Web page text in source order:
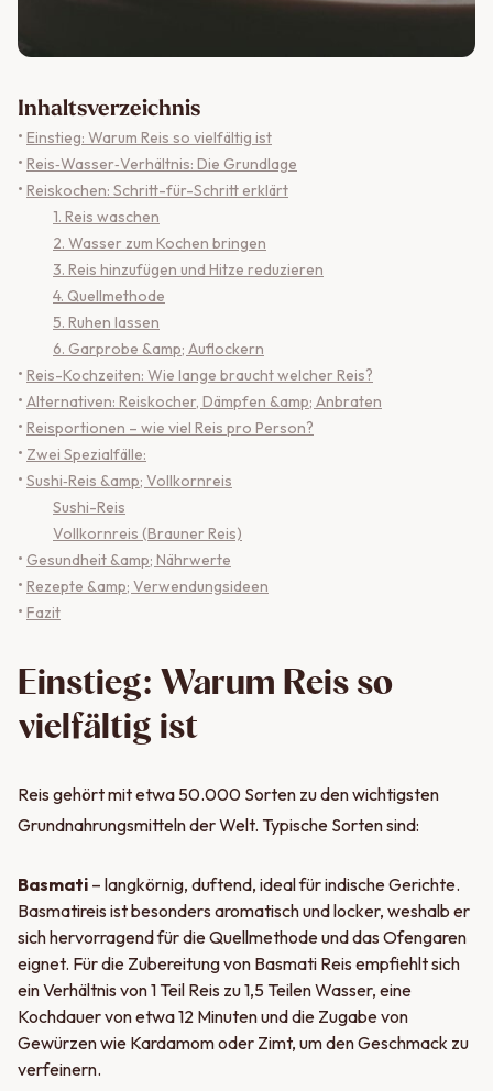
Inhaltsverzeichnis
• Einstieg: Warum Reis so vielfältig ist
• Reis‑Wasser‑Verhältnis: Die Grundlage
• Reiskochen: Schritt-für-Schritt erklärt
1. Reis waschen
2. Wasser zum Kochen bringen
3. Reis hinzufügen und Hitze reduzieren
4. Quellmethode
5. Ruhen lassen
6. Garprobe &amp; Auflockern
• Reis-Kochzeiten: Wie lange braucht welcher Reis?
• Alternativen: Reiskocher, Dämpfen &amp; Anbraten
• Reisportionen – wie viel Reis pro Person?
• Zwei Spezialfälle:
• Sushi‑Reis &amp; Vollkornreis
Sushi-Reis
Vollkornreis (Brauner Reis)
• Gesundheit &amp; Nährwerte
• Rezepte &amp; Verwendungsideen
• Fazit
Einstieg: Warum Reis so
vielfältig ist
Reis gehört mit etwa 50.000 Sorten zu den wichtigsten
Grundnahrungsmitteln der Welt. Typische Sorten sind:
Basmati – langkörnig, duftend, ideal für indische Gerichte.
Basmatireis ist besonders aromatisch und locker, weshalb er
sich hervorragend für die Quellmethode und das Ofengaren
eignet. Für die Zubereitung von Basmati Reis empfiehlt sich
ein Verhältnis von 1 Teil Reis zu 1,5 Teilen Wasser, eine
Kochdauer von etwa 12 Minuten und die Zugabe von
Gewürzen wie Kardamom oder Zimt, um den Geschmack zu
verfeinern.